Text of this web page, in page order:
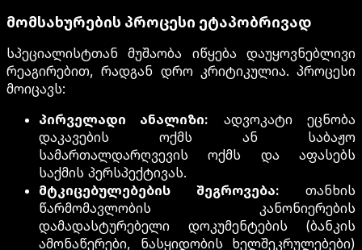
მომსახურების პროცესი ეტაპობრივად
სპეციალისტთან მუშაობა იწყება დაუყოვნებლივი
რეაგირებით, რადგან დრო კრიტიკულია. პროცესი
მოიცავს:
პირველადი ანალიზი: ადვოკატი ეცნობა
დაკავების ოქმს ან საბაჟო
სამართალდარღვევის ოქმს და აფასებს
საქმის პერსპექტივას.
მტკიცებულებების შეგროვება: თანხის
წარმომავლობის კანონიერების
დამადასტურებელი დოკუმენტების (ბანკის
ამონაწერები, ნასყიდობის ხელშეკრულებები)